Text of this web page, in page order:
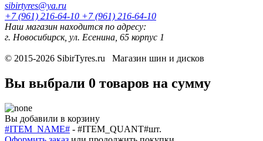
sibirtyres@ya.ru
+7 (961) 216-64-10 +7 (961) 216-64-10
Наш магазин находится по адресу:
г. Новосибирск, ул. Есенина, 65 корпус 1
© 2015-2026 SibirTyres.ru Магазин шин и дисков
Вы выбрали 0 товаров на сумму
Вы добавили в корзину
#ITEM_NAME# - #ITEM_QUANT#шт.